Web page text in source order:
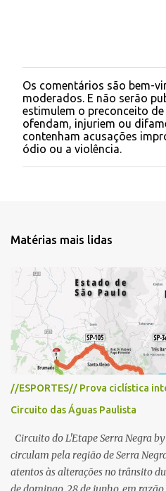
P
o
s
t
a
r
u
n
i
o
Os comentários são bem-
moderados. E não serão
estimulem o preconceito de
ofendam, injuriem ou
contenham acusações
ódio ou a violência.
Matérias mais lidas
//ESPORTES// Prova ciclística
Circuito das Águas Paulista
Circuito do L'Etape Serra Negra
circulam pela região de Serra
atentos às alterações no trânsito